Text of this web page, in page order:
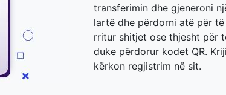
transferimin dhe gjeneroni
lartë dhe përdorni atë për
rritur shitjet ose thjesht për
duke përdorur kodet QR.
kërkon regjistrim në sit.